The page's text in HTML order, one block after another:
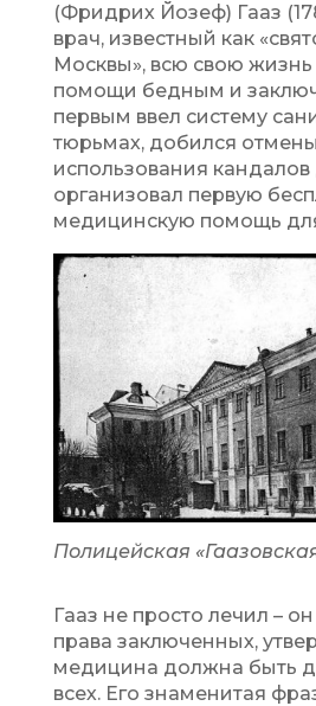
(Фридрих Йозеф) Гааз
врач, известный как
Москвы», всю свою жизнь
помощи бедным и
первым ввел систему
тюрьмах, добился отмены
использования
организовал первую
медицинскую помощь
Полицейская
Гааз не просто лечил –
права заключенных,
медицина должна быть
всех. Его знаменитая